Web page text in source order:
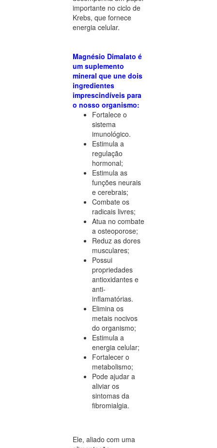
importante no ciclo de
Krebs, que fornece
energia celular.
Magnésio Dimalato é
um suplemento
mineral que une dois
ingredientes
imprescindíveis para
o nosso organismo:
Fortalece o
sistema
imunológico.
Estimula a
regulação
hormonal;
Estimula as
funções neurais
e cerebrais;
Combate os
radicais livres;
Atua no combate
a osteoporose;
Reduz as dores
musculares;
Possui
propriedades
antioxidantes e
anti-
inflamatórias.
Elimina os
metais nocivos
do organismo;
Estimula a
energia celular;
Fortalecer o
metabolismo;
Pode ajudar a
aliviar os
sintomas da
fibromialgia.
Ele, aliado com uma